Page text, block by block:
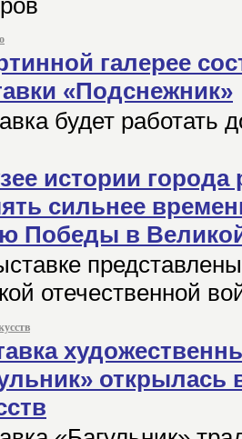
галерее
«Подснежник»
будет работать
истории города
сильнее
Победы в
отечественной
открылась